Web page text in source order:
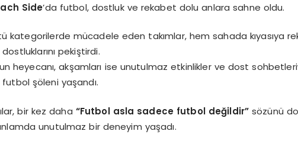
Side’da futbol, dostluk ve rekabet dolu anlara sahne oldu.
kategorilerde mücadele eden takımlar, hem sahada kıyasıya
pekiştirdi.
heyecanı, akşamları ise unutulmaz etkinlikler ve dost
şöleni yaşandı.
bir kez daha “Futbol asla sadece futbol değildir” sözünü
unutulmaz bir deneyim yaşadı.